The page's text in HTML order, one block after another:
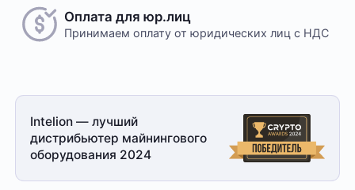
Оплата для юр.лиц
Принимаем оплату от юридических лиц с НДС
Intelion — лучший
дистрибьютер майнингового
оборудования 2024